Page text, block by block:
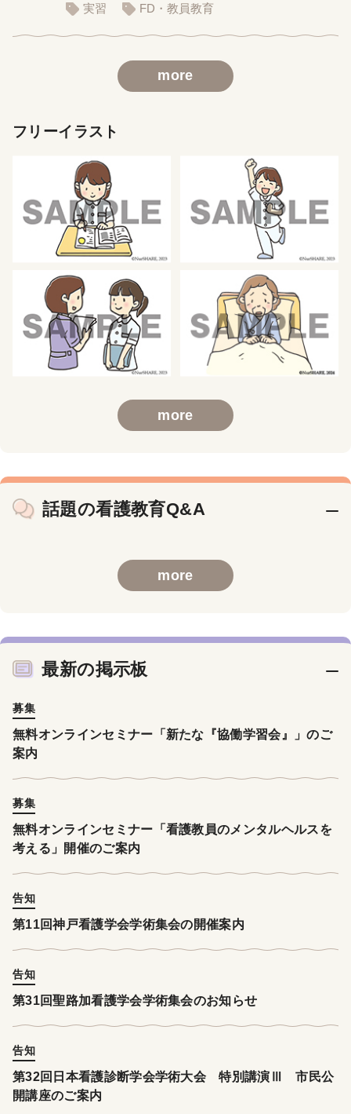
実習
FD・教員教育
more
フリーイラスト
more
話題の看護教育Q&A
more
最新の掲示板
募集
無料オンラインセミナー「新たな『協働学習会』」のご
案内
募集
無料オンラインセミナー「看護教員のメンタルヘルスを
考える」開催のご案内
告知
第11回神戸看護学会学術集会の開催案内
告知
第31回聖路加看護学会学術集会のお知らせ
告知
第32回日本看護診断学会学術大会 特別講演Ⅲ 市民公
開講座のご案内